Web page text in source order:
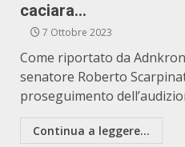
caciara…
7 Ottobre 2023
Come riportato da
senatore Roberto
proseguimento
Continua a leggere...